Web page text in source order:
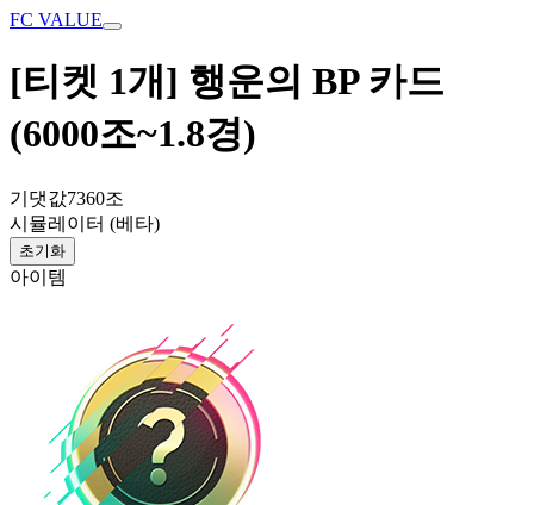
FC VALUE
[티켓 1개] 행운의 BP 카드
(6000조~1.8경)
기댓값7360조
시뮬레이터 (베타)
초기화
아이템